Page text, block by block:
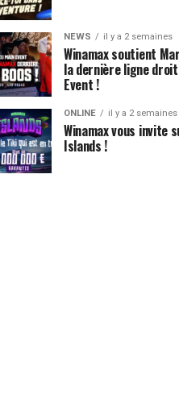
NEWS il y a 2 semaines
Winamax soutient
la dernière ligne
Event !
ONLINE il y a 2 semaines
Winamax vous invite
Islands !